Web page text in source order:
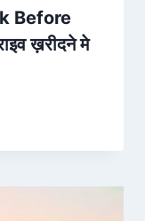
Before
ख़रीदने मे